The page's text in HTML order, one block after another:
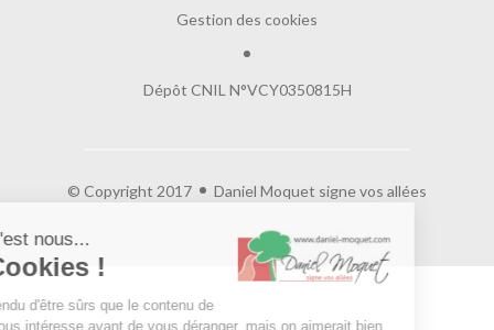
Gestion des cookies
Dépôt CNIL N°VCY0350815H
© Copyright 2017 Daniel Moquet signe vos allées
Salut c'est nous...
les Cookies !
On a attendu d'être sûrs que le contenu de
ce site vous intéresse avant de vous déranger, mais on aimerait bien